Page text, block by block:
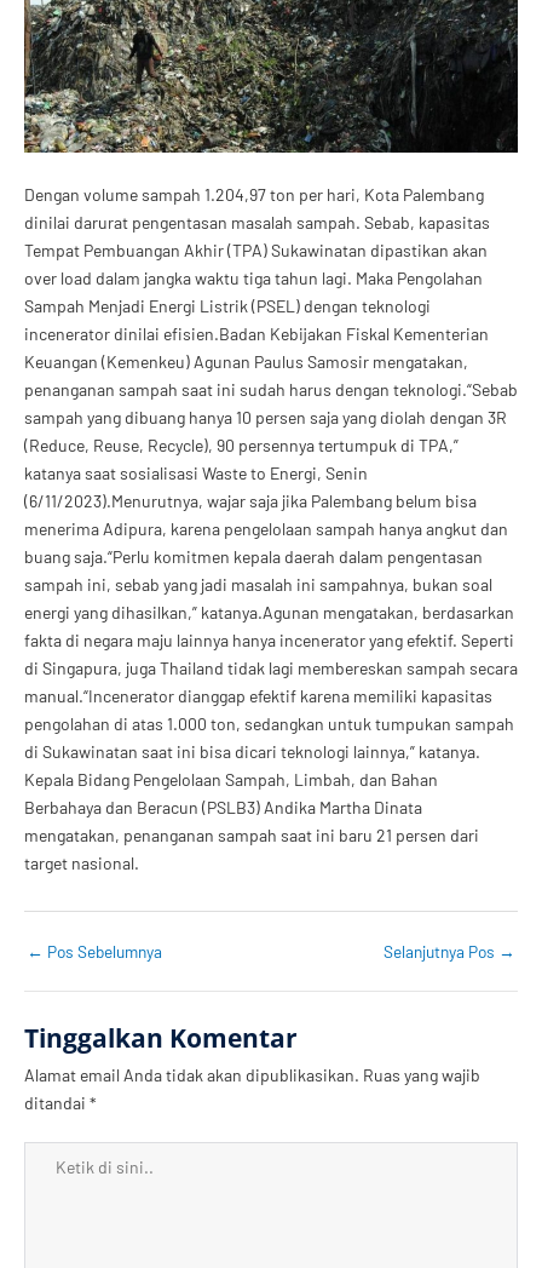
Dengan volume sampah 1.204,97 ton per hari, Kota Palembang
dinilai darurat pengentasan masalah sampah. Sebab, kapasitas
Tempat Pembuangan Akhir (TPA) Sukawinatan dipastikan akan
over load dalam jangka waktu tiga tahun lagi. Maka Pengolahan
Sampah Menjadi Energi Listrik (PSEL) dengan teknologi
incenerator dinilai efisien.Badan Kebijakan Fiskal Kementerian
Keuangan (Kemenkeu) Agunan Paulus Samosir mengatakan,
penanganan sampah saat ini sudah harus dengan teknologi.“Sebab
sampah yang dibuang hanya 10 persen saja yang diolah dengan 3R
(Reduce, Reuse, Recycle), 90 persennya tertumpuk di TPA,”
katanya saat sosialisasi Waste to Energi, Senin
(6/11/2023).Menurutnya, wajar saja jika Palembang belum bisa
menerima Adipura, karena pengelolaan sampah hanya angkut dan
buang saja.“Perlu komitmen kepala daerah dalam pengentasan
sampah ini, sebab yang jadi masalah ini sampahnya, bukan soal
energi yang dihasilkan,” katanya.Agunan mengatakan, berdasarkan
fakta di negara maju lainnya hanya incenerator yang efektif. Seperti
di Singapura, juga Thailand tidak lagi membereskan sampah secara
manual.“Incenerator dianggap efektif karena memiliki kapasitas
pengolahan di atas 1.000 ton, sedangkan untuk tumpukan sampah
di Sukawinatan saat ini bisa dicari teknologi lainnya,” katanya.
Kepala Bidang Pengelolaan Sampah, Limbah, dan Bahan
Berbahaya dan Beracun (PSLB3) Andika Martha Dinata
mengatakan, penanganan sampah saat ini baru 21 persen dari
target nasional.
← Pos Sebelumnya Selanjutnya Pos →
Tinggalkan Komentar
Alamat email Anda tidak akan dipublikasikan. Ruas yang wajib
ditandai *
Ketik